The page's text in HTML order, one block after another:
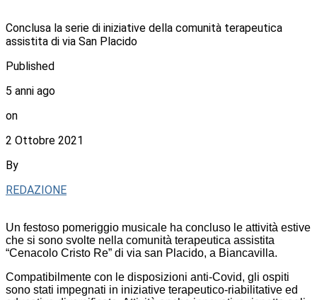
Conclusa la serie di iniziative della comunità terapeutica
assistita di via San Placido
Published
5 anni ago
on
2 Ottobre 2021
By
REDAZIONE
Un festoso pomeriggio musicale ha concluso le attività estive
che si sono svolte nella comunità terapeutica assistita
“Cenacolo Cristo Re” di via san Placido, a Biancavilla.
Compatibilmente con le disposizioni anti-Covid, gli ospiti
sono stati impegnati in iniziative terapeutico-riabilitative ed